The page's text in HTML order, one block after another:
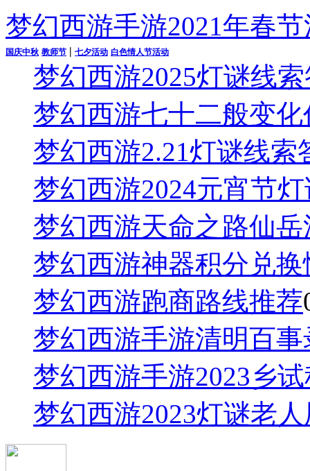
梦幻西游手游2021年春
国庆中秋 教师节 | 七夕活动 白色情人节活动
梦幻西游2025灯谜线
梦幻西游七十二般变
梦幻西游2.21灯谜线索
梦幻西游2024元宵节
梦幻西游天命之路仙
梦幻西游神器积分兑
梦幻西游跑商路线推荐
梦幻西游手游清明百
梦幻西游手游2023乡
梦幻西游2023灯谜老